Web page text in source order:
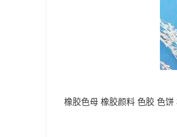
橡胶色母 橡胶颜料 色胶 色